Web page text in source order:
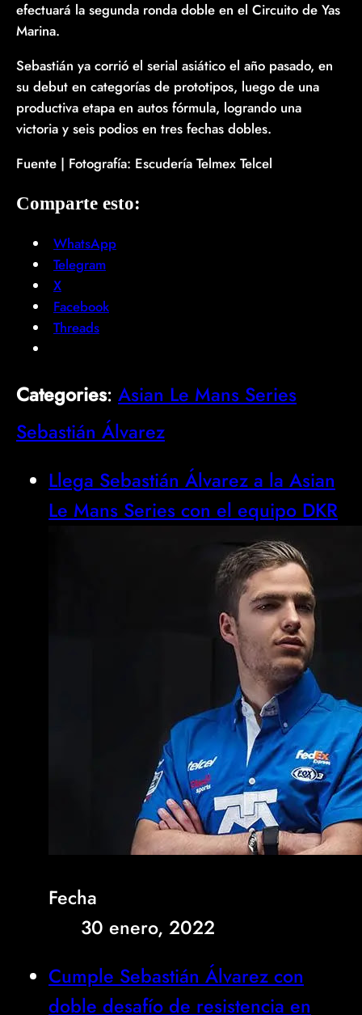
efectuará la segunda ronda doble en el Circuito de Yas
Marina.
Sebastián ya corrió el serial asiático el año pasado, en
su debut en categorías de prototipos, luego de una
productiva etapa en autos fórmula, logrando una
victoria y seis podios en tres fechas dobles.
Fuente | Fotografía: Escudería Telmex Telcel
Comparte esto:
WhatsApp
Telegram
X
Facebook
Threads
Categories: Asian Le Mans Series
Sebastián Álvarez
Llega Sebastián Álvarez a la Asian
Le Mans Series con el equipo DKR
Fecha
30 enero, 2022
Cumple Sebastián Álvarez con
doble desafío de resistencia en